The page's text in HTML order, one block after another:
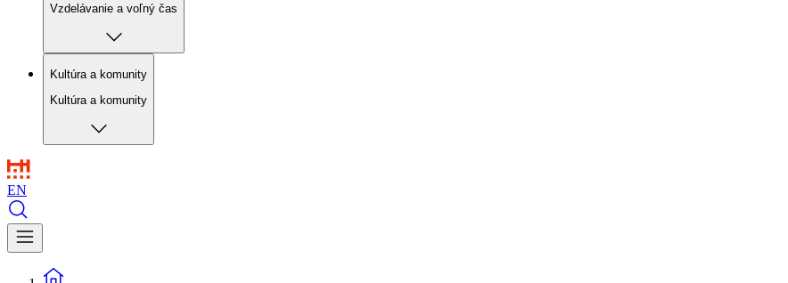
Vzdelávanie a voľný čas
Kultúra a komunity
Kultúra a komunity
EN